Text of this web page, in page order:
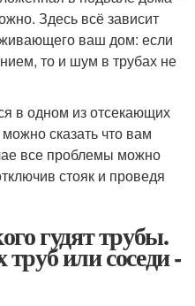
Здесь всё зависит
ваш дом: если
то и шум в трубах не
в одном из отсекающих
сказать что вам
все проблемы можно
стояк и проведя
гудят трубы.
или соседи -